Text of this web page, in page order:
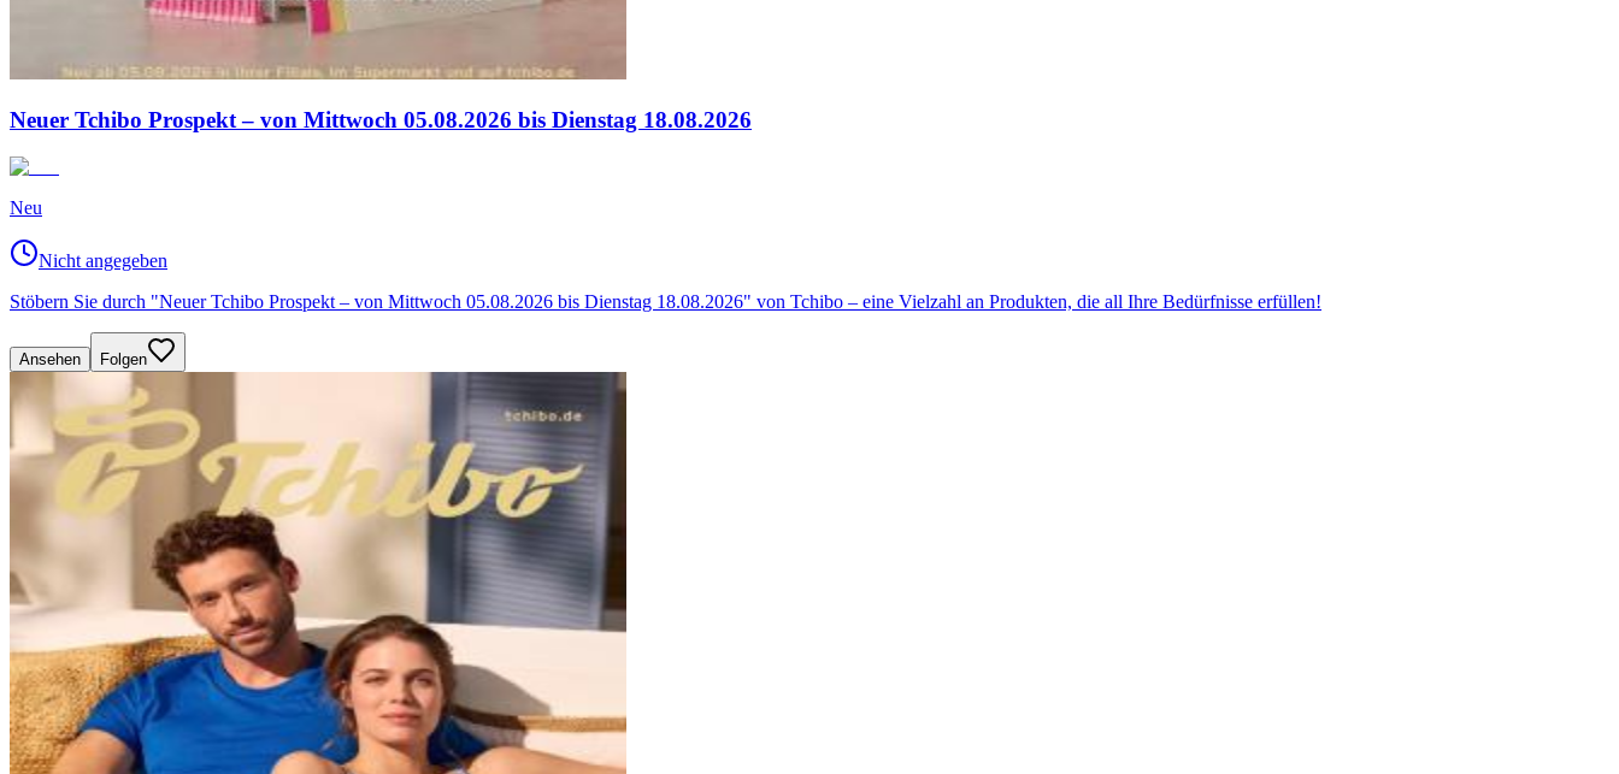
Neuer Tchibo Prospekt – von Mittwoch 05.08.2026 bis Dienstag 18.08.2026
Neu
Nicht angegeben
Stöbern Sie durch "Neuer Tchibo Prospekt – von Mittwoch 05.08.2026 bis Dienstag 18.08.2026" von Tchibo – eine Vielzahl an Produkten, die all Ihre Bedürfnisse erfüllen!
Ansehen Folgen